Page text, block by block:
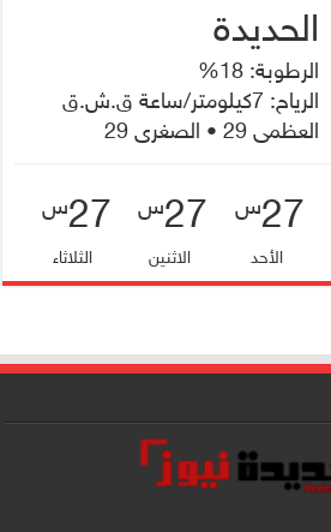
الرطوبة: 18%
الرياح: 7كيلومتر/ساعة ق.ش.ق‎
العظمى 29 • الصغرى 29
27س
الأحد
27س
الاثنين
27س
الثلاثاء